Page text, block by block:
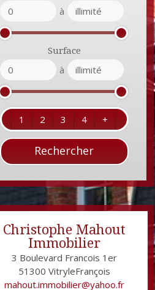
à
Surface
à
1 2 3 4 +
Christophe Mahout
Immobilier
3 Boulevard Francois 1er
51300 VitryleFrançois
mahout.immobilier@yahoo.fr